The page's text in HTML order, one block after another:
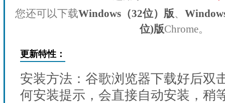
您还可以下载Windows（32位）版、
位)版Chrome。
更新特性：
安装方法：谷歌浏览器下载好后双
何安装提示，会直接自动安装，稍